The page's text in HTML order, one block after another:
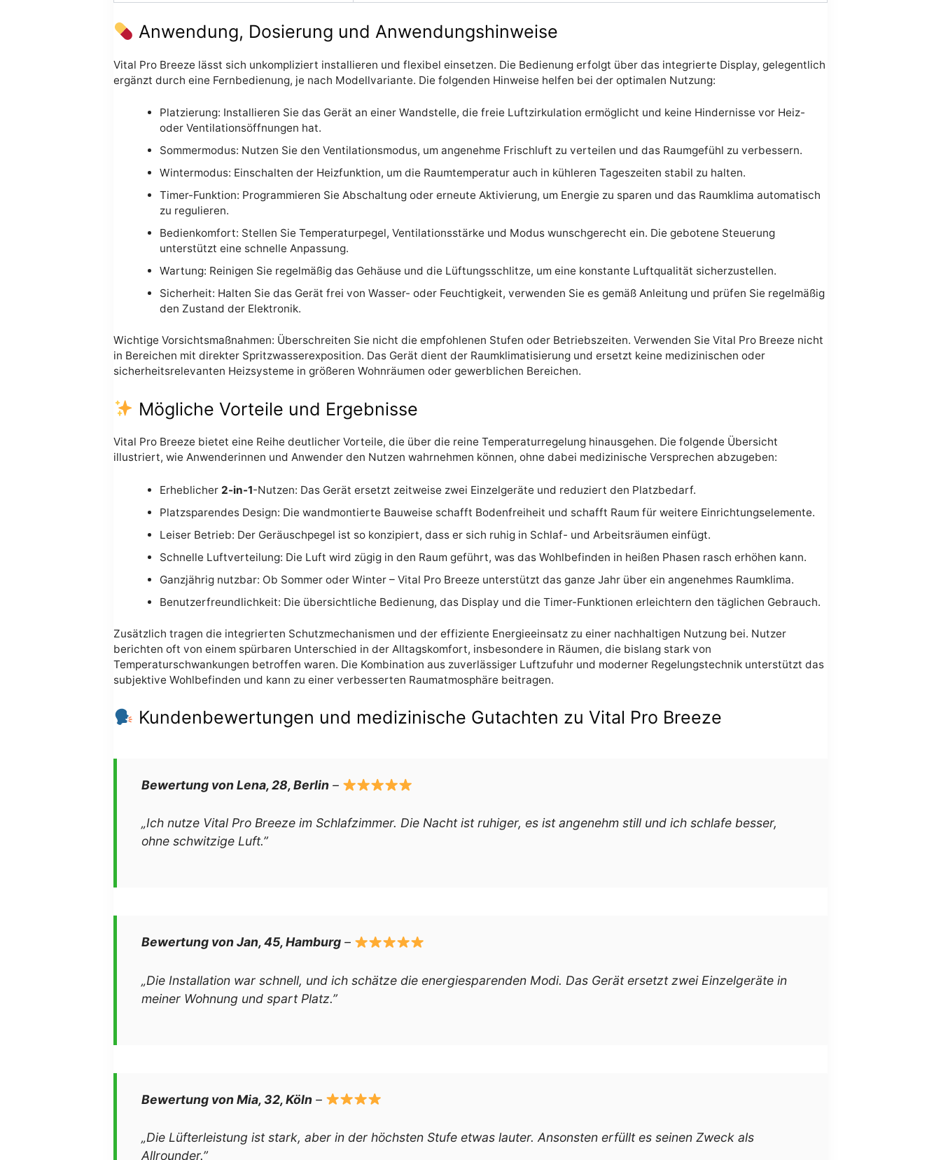
Anwendung, Dosierung und Anwendungshinweise
Vital Pro Breeze lässt sich unkompliziert installieren und flexibel einsetzen. Die Bedienung erfolgt über das integrierte Display, gelegentlich
ergänzt durch eine Fernbedienung, je nach Modellvariante. Die folgenden Hinweise helfen bei der optimalen Nutzung:
Platzierung: Installieren Sie das Gerät an einer Wandstelle, die freie Luftzirkulation ermöglicht und keine Hindernisse vor Heiz-
oder Ventilationsöffnungen hat.
Sommermodus: Nutzen Sie den Ventilationsmodus, um angenehme Frischluft zu verteilen und das Raumgefühl zu verbessern.
Wintermodus: Einschalten der Heizfunktion, um die Raumtemperatur auch in kühleren Tageszeiten stabil zu halten.
Timer-Funktion: Programmieren Sie Abschaltung oder erneute Aktivierung, um Energie zu sparen und das Raumklima automatisch
zu regulieren.
Bedienkomfort: Stellen Sie Temperaturpegel, Ventilationsstärke und Modus wunschgerecht ein. Die gebotene Steuerung
unterstützt eine schnelle Anpassung.
Wartung: Reinigen Sie regelmäßig das Gehäuse und die Lüftungsschlitze, um eine konstante Luftqualität sicherzustellen.
Sicherheit: Halten Sie das Gerät frei von Wasser- oder Feuchtigkeit, verwenden Sie es gemäß Anleitung und prüfen Sie regelmäßig
den Zustand der Elektronik.
Wichtige Vorsichtsmaßnahmen: Überschreiten Sie nicht die empfohlenen Stufen oder Betriebszeiten. Verwenden Sie Vital Pro Breeze nicht
in Bereichen mit direkter Spritzwasserexposition. Das Gerät dient der Raumklimatisierung und ersetzt keine medizinischen oder
sicherheitsrelevanten Heizsysteme in größeren Wohnräumen oder gewerblichen Bereichen.
Mögliche Vorteile und Ergebnisse
Vital Pro Breeze bietet eine Reihe deutlicher Vorteile, die über die reine Temperaturregelung hinausgehen. Die folgende Übersicht
illustriert, wie Anwenderinnen und Anwender den Nutzen wahrnehmen können, ohne dabei medizinische Versprechen abzugeben:
Erheblicher 2-in-1-Nutzen: Das Gerät ersetzt zeitweise zwei Einzelgeräte und reduziert den Platzbedarf.
Platzsparendes Design: Die wandmontierte Bauweise schafft Bodenfreiheit und schafft Raum für weitere Einrichtungselemente.
Leiser Betrieb: Der Geräuschpegel ist so konzipiert, dass er sich ruhig in Schlaf- und Arbeitsräumen einfügt.
Schnelle Luftverteilung: Die Luft wird zügig in den Raum geführt, was das Wohlbefinden in heißen Phasen rasch erhöhen kann.
Ganzjährig nutzbar: Ob Sommer oder Winter – Vital Pro Breeze unterstützt das ganze Jahr über ein angenehmes Raumklima.
Benutzerfreundlichkeit: Die übersichtliche Bedienung, das Display und die Timer-Funktionen erleichtern den täglichen Gebrauch.
Zusätzlich tragen die integrierten Schutzmechanismen und der effiziente Energieeinsatz zu einer nachhaltigen Nutzung bei. Nutzer
berichten oft von einem spürbaren Unterschied in der Alltagskomfort, insbesondere in Räumen, die bislang stark von
Temperaturschwankungen betroffen waren. Die Kombination aus zuverlässiger Luftzufuhr und moderner Regelungstechnik unterstützt das
subjektive Wohlbefinden und kann zu einer verbesserten Raumatmosphäre beitragen.
Kundenbewertungen und medizinische Gutachten zu Vital Pro Breeze
Bewertung von Lena, 28, Berlin –
„Ich nutze Vital Pro Breeze im Schlafzimmer. Die Nacht ist ruhiger, es ist angenehm still und ich schlafe besser,
ohne schwitzige Luft.”
Bewertung von Jan, 45, Hamburg –
„Die Installation war schnell, und ich schätze die energiesparenden Modi. Das Gerät ersetzt zwei Einzelgeräte in
meiner Wohnung und spart Platz.”
Bewertung von Mia, 32, Köln –
„Die Lüfterleistung ist stark, aber in der höchsten Stufe etwas lauter. Ansonsten erfüllt es seinen Zweck als
Allrounder.”